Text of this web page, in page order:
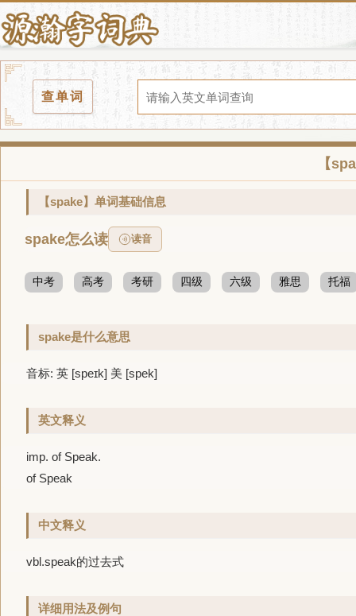
查单词
【
【spake】单词基础信息
spake怎么读 读音
中考 高考 考研 四级 六级 雅思 托福
spake是什么意思
音标: 英 [speɪk] 美 [spek]
英文释义
imp. of Speak.
of Speak
中文释义
vbl.speak的过去式
详细用法及例句